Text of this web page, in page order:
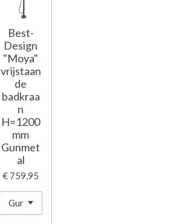
Best-
Design
"Moya"
vrijstaan
de
badkraa
n
H=1200
mm
Gunmet
al
€ 759,95